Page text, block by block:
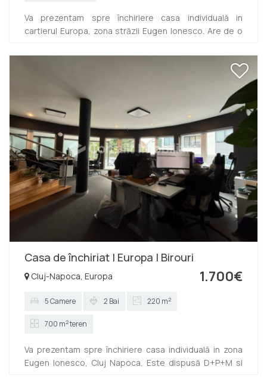
Va prezentam spre închiriere casa individuală in
cartierul Europa, zona străzii Eugen Ionesco. Are de o
Fiecare etaj dispune de birouri, grupuri sanitare si
terase proprii. Beneficiază de asemenea de 2 bucătării
in care nu aveți nevoie de tot imobilul. Finisajele sunt
moderne si se oferă spre închiriere nemobilata, cu
excepția bucătăriilor si a grupurilor sanitare. Zona...
Casa de închiriat | Europa | Birouri
1.700€
Cluj-Napoca, Europa
5 Camere 2 Bai 220 m2
700 m2teren
Va prezentam spre închiriere casa individuală in zona
Eugen Ionesco, Cluj Napoca. Este dispusă D+P+M si